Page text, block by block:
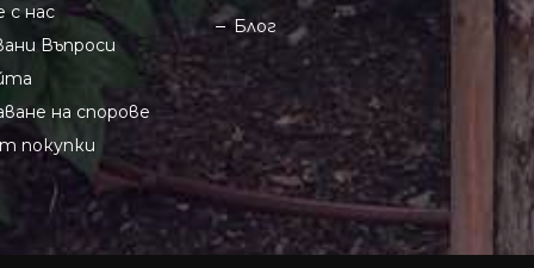
с нас
Въпроси
на спорове
покупки
Блог